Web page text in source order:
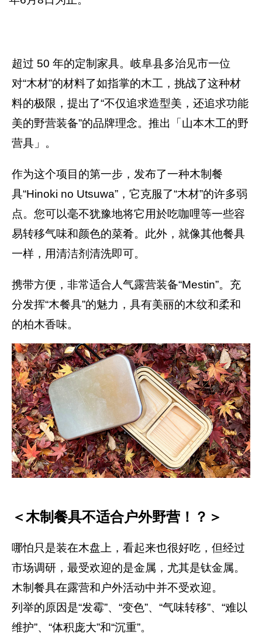
超过 50 年的定制家具。岐阜县多治见市一位
对“木材”的材料了如指掌的木工，挑战了这种材
料的极限，提出了“不仅追求造型美，还追求功能
美的野营装备”的品牌理念。推出「山本木工的野
营具」。
作为这个项目的第一步，发布了一种木制餐
具“Hinoki no Utsuwa”，它克服了“木材”的许多弱
点。您可以毫不犹豫地将它用於吃咖哩等一些容
易转移气味和颜色的菜肴。此外，就像其他餐具
一样，用清洁剂清洗即可。
携带方便，非常适合人气露营装备“Mestin”。充
分发挥“木餐具”的魅力，具有美丽的木纹和柔和
的柏木香味。
＜木制餐具不适合户外野营！？＞
哪怕只是装在木盘上，看起来也很好吃，但经过
市场调研，最受欢迎的是金属，尤其是钛金属。
木制餐具在露营和户外活动中并不受欢迎。
列举的原因是“发霉”、“变色”、“气味转移”、“难以
维护”、“体积庞大”和“沉重”。